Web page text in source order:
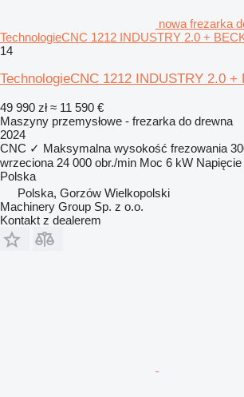
nowa frezarka
TechnologieCNC 1212 INDUSTRY 2.0 +
14
TechnologieCNC 1212 INDUSTRY 2.0 +
49 990 zł ≈ 11 590 €
Maszyny przemysłowe - frezarka do drewna
2024
CNC ✓ Maksymalna wysokość frezowania
wrzeciona 24 000 obr./min Moc 6 kW Napięcie
Polska
Polska, Gorzów Wielkopolski
Machinery Group Sp. z o.o.
Kontakt z dealerem